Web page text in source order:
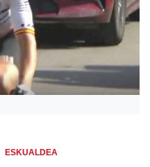
ESKUALDEA